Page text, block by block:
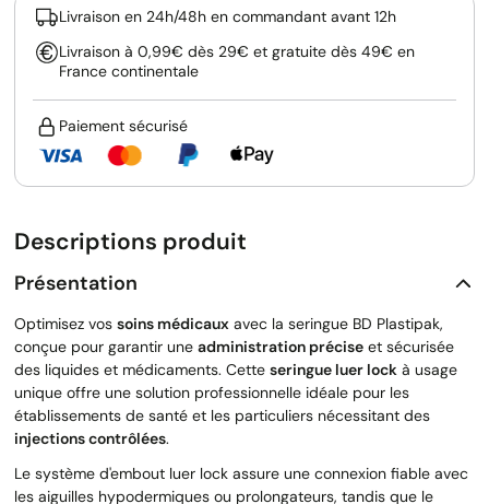
Livraison en 24h/48h en commandant avant 12h
Livraison à 0,99€ dès 29€ et gratuite dès 49€ en
France continentale
Paiement sécurisé
Descriptions produit
Présentation
Optimisez vos soins médicaux avec la seringue BD Plastipak,
conçue pour garantir une administration précise et sécurisée
des liquides et médicaments. Cette seringue luer lock à usage
unique offre une solution professionnelle idéale pour les
établissements de santé et les particuliers nécessitant des
injections contrôlées.
Le système d'embout luer lock assure une connexion fiable avec
les aiguilles hypodermiques ou prolongateurs, tandis que le